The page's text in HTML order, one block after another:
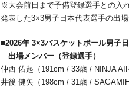
※⼤会前⽇まで予備登録選⼿との⼊
発表した3×3男⼦⽇本代表選⼿の出場
■2026年 3×3バスケットボール男子
出場メンバー（登録選手）
仲西 佑起（191cm / 33歳 / NINJA
井後 健矢（198cm / 31歳 /